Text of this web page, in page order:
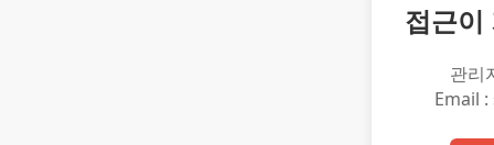
접근이
관리
Email